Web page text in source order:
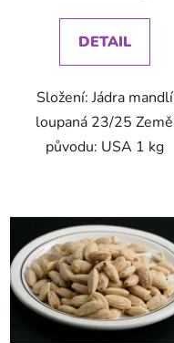
DETAIL
Složení: Jádra mandlí
loupaná 23/25 Země
původu: USA 1 kg